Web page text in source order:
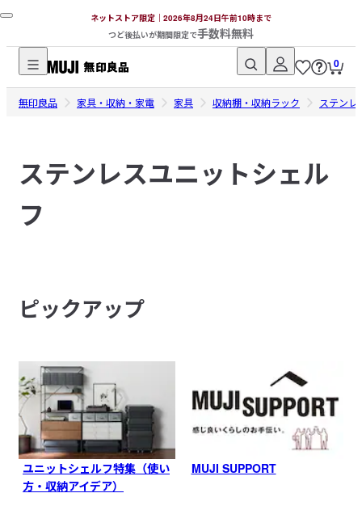
ネットストア限定｜2026年8月24日午前10時まで
つど後払いが期間限定で手数料無料
無
印
ネ
ッ
0
無印良品 家具・収納・家電 家具 収納棚・収納ラック ステンレ
ステンレスユニットシェル
フ
ピックアップ
ユニットシェルフ特集（使い
方・収納アイデア）
MUJI SUPPORT